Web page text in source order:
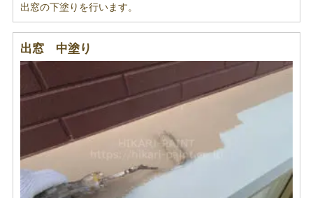
出窓の下塗りを行います。
出窓 中塗り